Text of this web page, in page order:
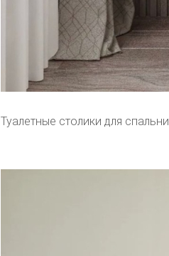
Туалетные столики для спальни